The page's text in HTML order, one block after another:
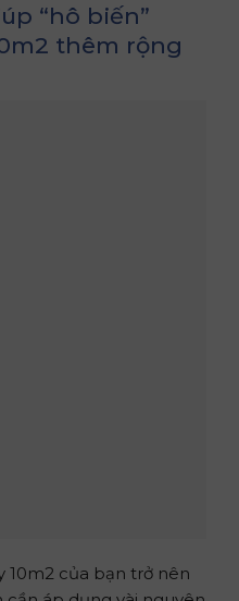
“hô biến”
thêm rộng
sắc khác để căn
đơn điệu. Ưu tiên